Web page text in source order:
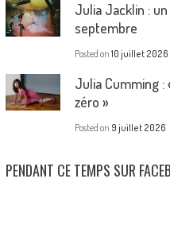
Julia Jacklin :
septembre
Posted on 10 juillet 2026
Julia Cumming :
zéro »
Posted on 9 juillet 2026
PENDANT CE TEMPS SUR